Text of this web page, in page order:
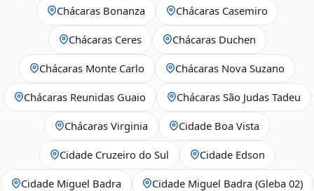
Chácaras Bonanza Chácaras Casemiro
Chácaras Ceres Chácaras Duchen
Chácaras Monte Carlo Chácaras Nova Suzano
Chácaras Reunidas Guaio Chácaras São Judas Tadeu
Chácaras Virginia Cidade Boa Vista
Cidade Cruzeiro do Sul Cidade Edson
Cidade Miguel Badra Cidade Miguel Badra (Gleba 02)